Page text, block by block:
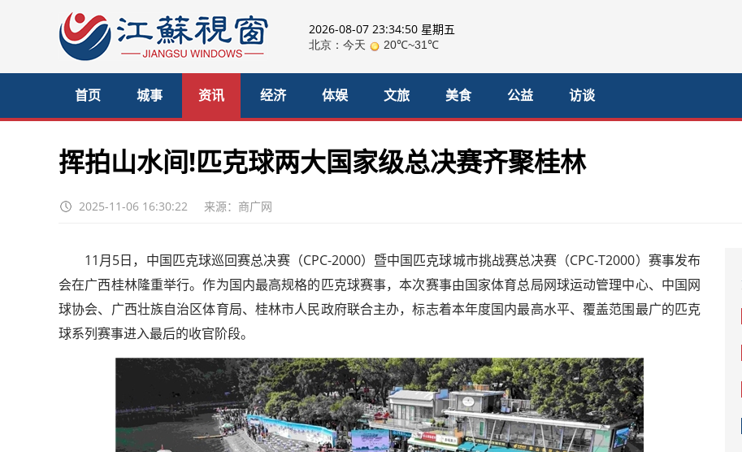
2026-08-07 23:34:52 星期五
首页 城事 资讯 经济 体娱 文旅 美食 公益 访谈
挥拍山水间!匹克球两大国家级总决赛齐聚桂林
2025-11-06 16:30:22 来源：商广网
11月5日，中国匹克球巡回赛总决赛（CPC-2000）暨中国匹克球城市挑战赛总决赛（CPC-T2000）赛事发布
会在广西桂林隆重举行。作为国内最高规格的匹克球赛事，本次赛事由国家体育总局网球运动管理中心、中国网
球协会、广西壮族自治区体育局、桂林市人民政府联合主办，标志着本年度国内最高水平、覆盖范围最广的匹克
球系列赛事进入最后的收官阶段。